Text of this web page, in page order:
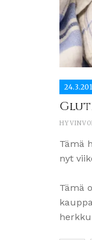
Tämä
nyt
Tämä